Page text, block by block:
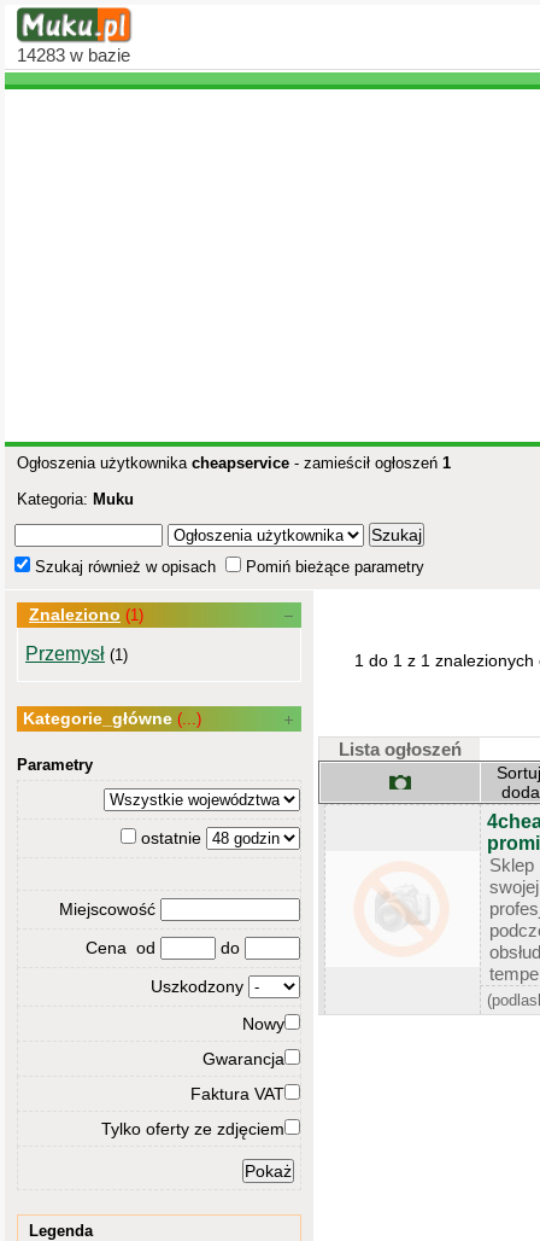
14283 w bazie
Ogłoszenia użytkownika cheapservice - zamieścił ogłoszeń 1
Kategoria: Muku
Szukaj również w opisach Pomiń bieżące parametry
Znaleziono (1)
Przemysł (1)
Kategorie_główne (...)
Parametry
ostatnie
Miejscowość
Cena od
do
Uszkodzony
Nowy
Gwarancja
Faktura VAT
Tylko oferty ze zdjęciem
Legenda
1 do 1 z 1 znalezionych
Lista ogłoszeń